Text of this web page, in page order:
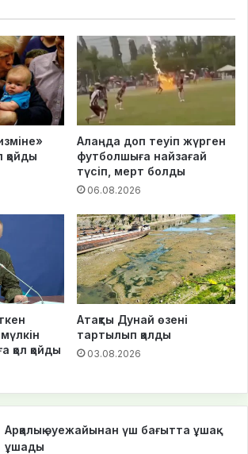
қойды
Алаңда доп теуіп жүрген
футболшыға найзағай
түсіп, мерт болды
06.08.2026
қол қойды
Атақты Дунай өзені
тартылып қалды
03.08.2026
Арқалық әуежайынан үш бағытта ұшақ
ұшады